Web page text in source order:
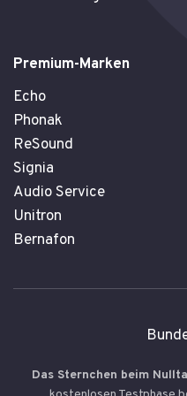
Premium-Marken
Echo
Phonak
ReSound
Signia
Audio Service
Unitron
Bernafon
Das Sternchen beim